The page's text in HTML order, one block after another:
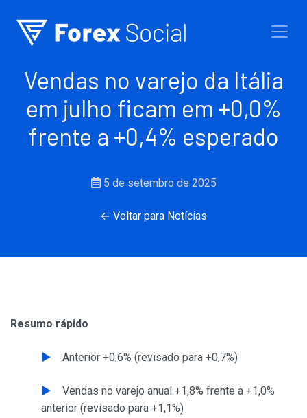
Vendas no varejo da Itália
em julho ficam em +0,0%
frente a +0,4% esperado
5 de setembro de 2025
← Voltar para Notícias
Resumo rápido
Anterior +0,6% (revisado para +0,7%)
Vendas no varejo anual +1,8% frente a +1,0%
anterior (revisado para +1,1%)